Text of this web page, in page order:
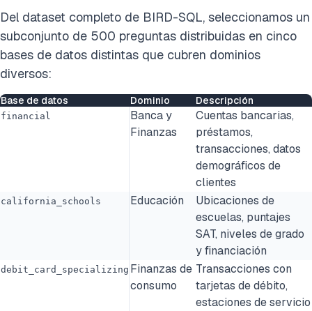
Del dataset completo de BIRD-SQL, seleccionamos un
subconjunto de 500 preguntas distribuidas en cinco
bases de datos distintas que cubren dominios
diversos:
Base de datos Dominio Descripción
financial
Banca y
Finanzas
Cuentas bancarias,
préstamos,
transacciones, datos
demográficos de
clientes
california_schools Educación
Ubicaciones de
escuelas, puntajes
SAT, niveles de grado
y financiación
debit_card_specializing Finanzas de
consumo
Transacciones con
tarjetas de débito,
estaciones de servicio